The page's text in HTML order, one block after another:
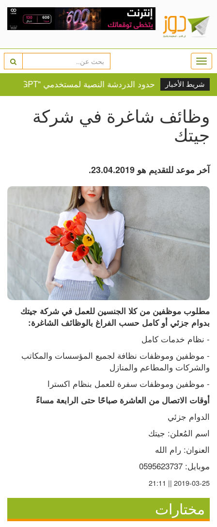
شريط الأخبار
إلغاء حدود الدردشة النصية لمستخدمي "Chat-GPT" المجاني
وظائف شاغرة في شركة
جيتك
آخر موعد للتقديم هو 23.04.2019.
بدوام جزئي أو كامل حسب الفراغ بالوظائف الشاغرة:
- نظام خدمات كامل
والشركات والمطاعم والمنازل
- موظفين وموظفات سفرة للعمل بنظام اكسترا
أوقات الاتصال من العاشرة صباحًا حتى الرابعة مساءً
الدوام جزئي
اسم المُعلن: جيتك
العنوان: رام الله
موبايل: 0595623737
2019-03-25 || 21:11
مختارات